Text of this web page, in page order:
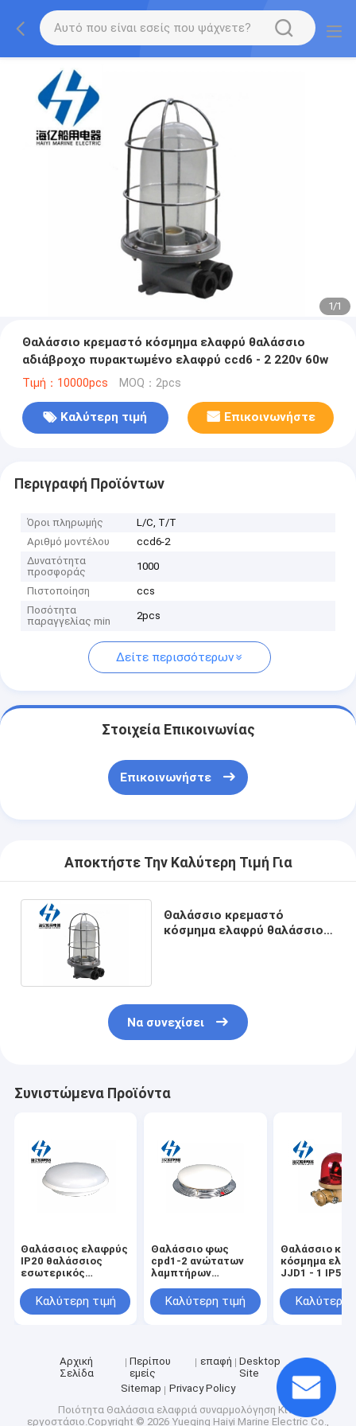
1/1
Θαλάσσιο κρεμαστό κόσμημα ελαφρύ θαλάσσιο
αδιάβροχο πυρακτωμένο ελαφρύ ccd6 - 2 220v 60w
Τιμή：10000pcs MOQ：2pcs
Καλύτερη τιμή Επικοινωνήστε
Περιγραφή Προϊόντων
Όροι πληρωμής
L/C, T/T
Αριθμό μοντέλου
ccd6-2
Δυνατότητα
προσφοράς
1000
Πιστοποίηση
ccs
Ποσότητα
παραγγελίας min
2pcs
Δείτε περισσότερων
Στοιχεία Επικοινωνίας
Επικοινωνήστε
Αποκτήστε Την Καλύτερη Τιμή Για
Θαλάσσιο κρεμαστό
κόσμημα ελαφρύ θαλάσσιο
Να συνεχίσει
Συνιστώμενα Προϊόντα
Θαλάσσιος ελαφρύς
IP20 θαλάσσιος
εσωτερικός
πυρακτωμένος
ανώτατος
Καλύτερη τιμή
Θαλάσσιο φως
cpd1-2 ανώτατων
λαμπτήρων
κοσμημάτων
ελαφρύ IP20
πυρακτωμένο
Καλύτερη τιμή
Θαλάσσιο
κόσμημα
JJD1 - 1 IP55
υψηλής
Καλύτερη
Αρχική
Σελίδα
Περίπου
εμείς
επαφή
Desktop
Site
Sitemap
Privacy Policy
Ποιότητα Θαλάσσια ελαφριά συναρμολόγηση Κίνα
εργοστάσιο.Copyright © 2026 Yueqing Haiyi Marine Electric Co.,